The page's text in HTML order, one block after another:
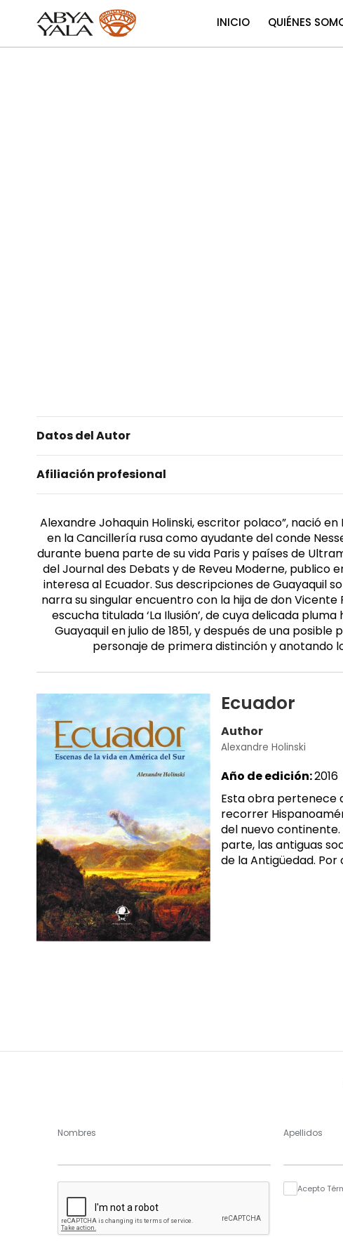
INICIO QUIÉNES
Datos del Autor
Afiliación profesional
Alexandre Johaquin Holinski, escritor polaco”, nació
en la Cancillería rusa como ayudante del conde
durante buena parte de su vida Paris y países de
del Journal des Debats y de Reveu Moderne, publico
interesa al Ecuador. Sus descripciones de Guayaquil
narra su singular encuentro con la hija de don
escucha titulada ‘La Ilusión’, de cuya delicada
Guayaquil en julio de 1851, y después de una
personaje de primera distinción y anotando
Ecuador
Author
Alexandre Holinski
Año de edición:2016
Esta obra pertenece
recorrer
del nuevo continente.
parte, las antiguas
de la Antigüedad. Por
Nombres Apellidos
Acepto